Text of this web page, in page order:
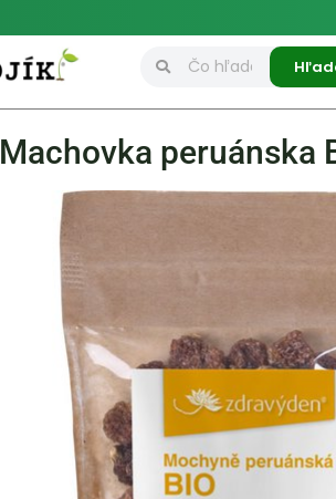
Machovka peruánska